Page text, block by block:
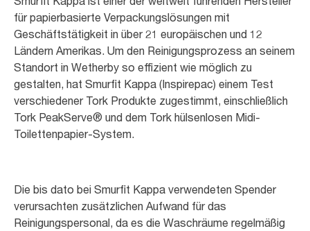
für papierbasierte Verpackungslösungen mit
Geschäftstätigkeit in über 21 europäischen und 12
Ländern Amerikas. Um den Reinigungsprozess an seinem
Standort in Wetherby so effizient wie möglich zu
gestalten, hat Smurfit Kappa (Inspirepac) einem Test
verschiedener Tork Produkte zugestimmt, einschließlich
Tork PeakServe® und dem Tork hülsenlosen Midi-
Toilettenpapier-System.
Die bis dato bei Smurfit Kappa verwendeten Spender
verursachten zusätzlichen Aufwand für das
Reinigungspersonal, da es die Waschräume regelmäßig